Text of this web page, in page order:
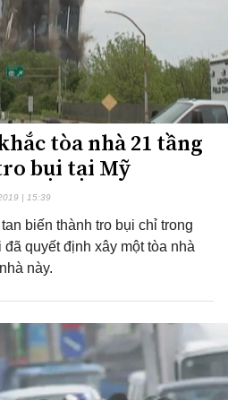
tòa nhà 21 tầng
bụi tại Mỹ
| 15:39
biến thành tro bụi chỉ trong
quyết định xây một tòa nhà
này.